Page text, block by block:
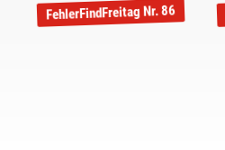
FehlerFindFreitag Nr. 86